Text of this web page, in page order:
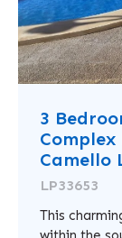
3
Camello
LP33653
This